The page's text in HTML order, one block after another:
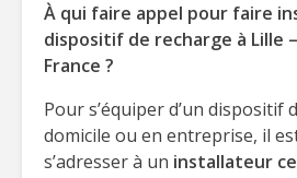
À qui faire appel pour faire
dispositif de recharge à Lille
France ?
Pour s’équiper d’un dispositif
domicile ou en entreprise, il
s’adresser à un installateur